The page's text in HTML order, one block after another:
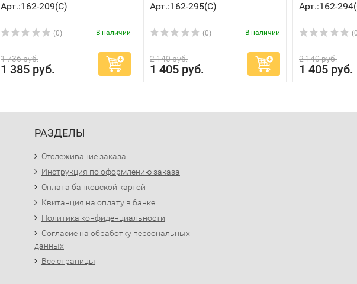
Арт.:162-209(C)
(0) В наличии
1 736 руб.
1 385 руб.
Арт.:162-295(C)
(0) В наличии
2 140 руб.
1 405 руб.
Арт.:162-
2 140 руб.
1 405 руб.
РАЗДЕЛЫ
Отслеживание заказа
Инструкция по оформлению заказа
Оплата банковской картой
Квитанция на оплату в банке
Политика конфиденциальности
Согласие на обработку персональных
данных
Все страницы